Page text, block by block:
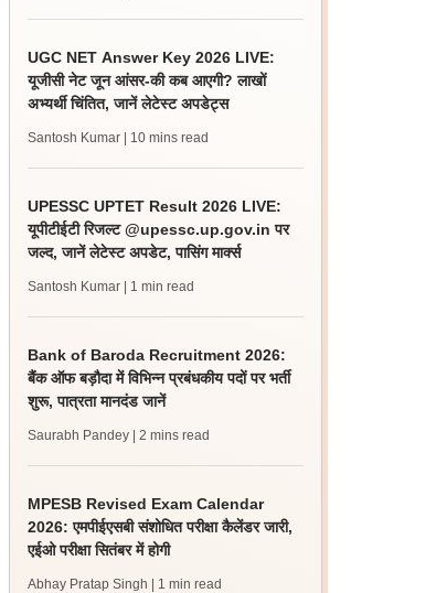
UGC NET Answer Key 2026 LIVE:
यूजीसी नेट जून आंसर-की कब आएगी? लाखों
अभ्यर्थी चिंतित, जानें लेटेस्ट अपडेट्स
Santosh Kumar | 10 mins read
UPESSC UPTET Result 2026 LIVE:
यूपीटीईटी रिजल्ट @upessc.up.gov.in पर
जल्द, जानें लेटेस्ट अपडेट, पासिंग मार्क्स
Santosh Kumar | 1 min read
Bank of Baroda Recruitment 2026:
बैंक ऑफ बड़ौदा में विभिन्न प्रबंधकीय पदों पर भर्ती
शुरू, पात्रता मानदंड जानें
Saurabh Pandey | 2 mins read
MPESB Revised Exam Calendar
2026: एमपीईएसबी संशोधित परीक्षा कैलेंडर जारी,
एईओ परीक्षा सितंबर में होगी
Abhay Pratap Singh | 1 min read